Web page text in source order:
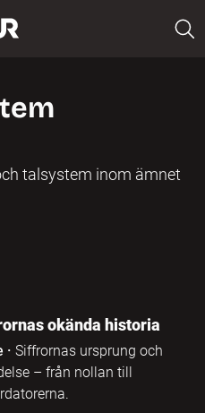
talsystem inom ämnet
okända historia
· Siffrornas ursprung och
– från nollan till